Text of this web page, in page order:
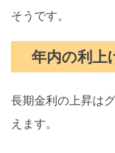
そうです。
年内の利上
長期金利の上昇は
えます。